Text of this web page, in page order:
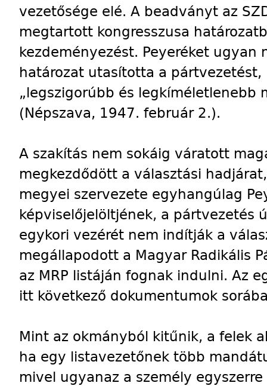
vezetősége elé. A beadványt az
megtartott kongresszusa
kezdeményezést. Peyeréket ugyan
határozat utasította a
„legszigorúbb és legkíméletlenebb
(Népszava, 1947. február 2.).
A szakítás nem sokáig váratott
megkezdődött a választási
megyei szervezete egyhangúlag
képviselőjelöltjének, a pártvezetés
egykori vezérét nem indítják a
megállapodott a Magyar Radikális
az MRP listáján fognak indulni. Az
itt következő dokumentumok
Mint az okmányból kitűnik, a felek
ha egy listavezetőnek több
mivel ugyanaz a személy